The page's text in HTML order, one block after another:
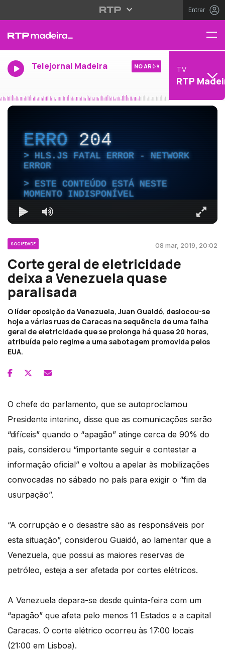
Entrar
Telejornal Madeira NO AR TV
RTP
ERRO204
HLS.JS FATAL ERROR - NETWORK
ERROR
ESTE CONTEÚDO ESTÁ NESTE
MOMENTO INDISPONÍVEL
SOCIEDADE 08 mar, 2019, 20:02
Corte geral de eletricidade
deixa a Venezuela quase
paralisada
O líder oposição da Venezuela, Juan Guaidó, deslocou-se
hoje a várias ruas de Caracas na sequência de uma falha
geral de eletricidade que se prolonga há quase 20 horas,
atribuída pelo regime a uma sabotagem promovida pelos
EUA.
O chefe do parlamento, que se autoproclamou
Presidente interino, disse que as comunicações serão
“difíceis” quando o “apagão” atinge cerca de 90% do
país, considerou “importante seguir e contestar a
informação oficial” e voltou a apelar às mobilizações
convocadas no sábado no país para exigir o “fim da
usurpação”.
“A corrupção e o desastre são as responsáveis por
esta situação”, considerou Guaidó, ao lamentar que a
Venezuela, que possui as maiores reservas de
petróleo, esteja a ser afetada por cortes elétricos.
A Venezuela depara-se desde quinta-feira com um
“apagão” que afeta pelo menos 11 Estados e a capital
Caracas. O corte elétrico ocorreu às 17:00 locais
(21:00 em Lisboa).